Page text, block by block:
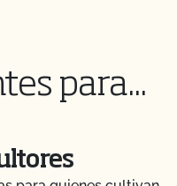
para...
y en